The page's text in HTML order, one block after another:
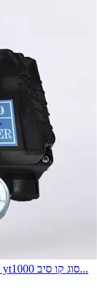
איתור אינטליגנטי של איתור פנאומטי חשמלי yt1000 סוג קו סיב...